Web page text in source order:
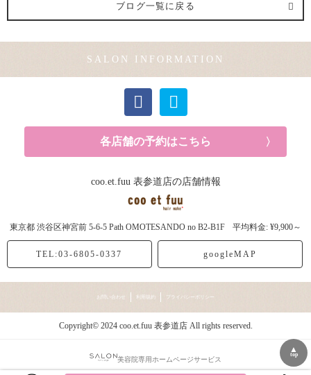
ブログ一覧に戻る
SALON INFORMATION
各店舗の予約はこちら
coo.et.fuu 表参道店の店舗情報
東京都 渋谷区神宮前 5-6-5 Path OMOTESANDO no B2-B1F 平均料金: ¥9,900～
TEL:03-6805-0337 googleMAP
お問い合わせ 利用規約 プライバシーポリシー
Copyright© 2024 coo.et.fuu 表参道店 All rights reserved.
美容院専用ホームページサービス
▲
top